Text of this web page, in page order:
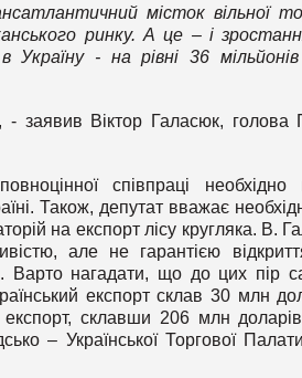
місток вільної
ринку. А це – і
Україну - на рівні 36 мільйонів
- заявив Віктор Галасюк, голова
співпраці необхідно
Також, депутат вважає
на експорт лісу кругляка. В.
але не гарантією
Варто нагадати, що до цих пір
експорт склав 30 млн
склавши 206 млн
– Української Торгової